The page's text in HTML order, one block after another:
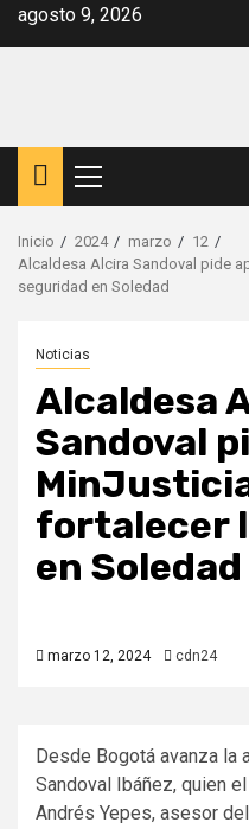
Saltar
agosto 9, 2026
Menú
principal
Inicio 2024 marzo
12
Alcaldesa Alcira Sandoval pide
seguridad en Soledad
Noticias
Alcaldesa
Sandoval
fortalecer
en Soledad
marzo 12, 2024 cdn24
Desde Bogotá avanza la
Sandoval Ibáñez, quien
Andrés Yepes, asesor